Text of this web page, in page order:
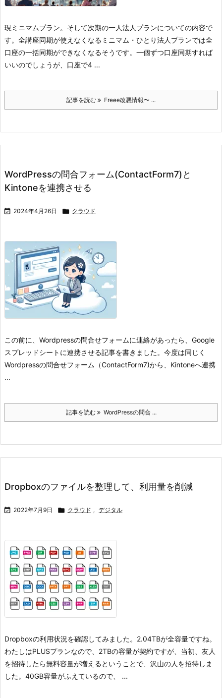
現ミニマムプラン。そして次期の一人法人プランについての内容で
す。 全講座同期が使えなくなる ミニマム・ひとり法人プランでは全
口座の一括同期ができなくなるそうです。 一個ずつ口座同期すれば
いいのでしょうが、口座で4 ...
記事を読む Freee改悪情報〜 ...
WordPressの問合フォーム(ContactForm7)と
Kintoneを連携させる
 2024年4月26日  クラウド
この前に、Wordpressの問合せフォームに連絡があったら、Google
スプレッドシートに連携させる記事を書きました。 今度は同じく
Wordpressの問合せフォーム（ContactForm7)から、Kintoneへ連携
...
記事を読む WordPressの問合 ...
Dropboxのファイルを整理して、利用量を削減
 2022年7月9日  クラウド , デジタル
Dropboxの利用状況を確認してみました。2.04TBが全容量ですね。
わたしはPLUSプランなので、2TBの容量が契約ですが、当初、友人
を招待したら無料容量が増えるということで、沢山の人を招待しま
した。40GB容量がふえているので、 ...